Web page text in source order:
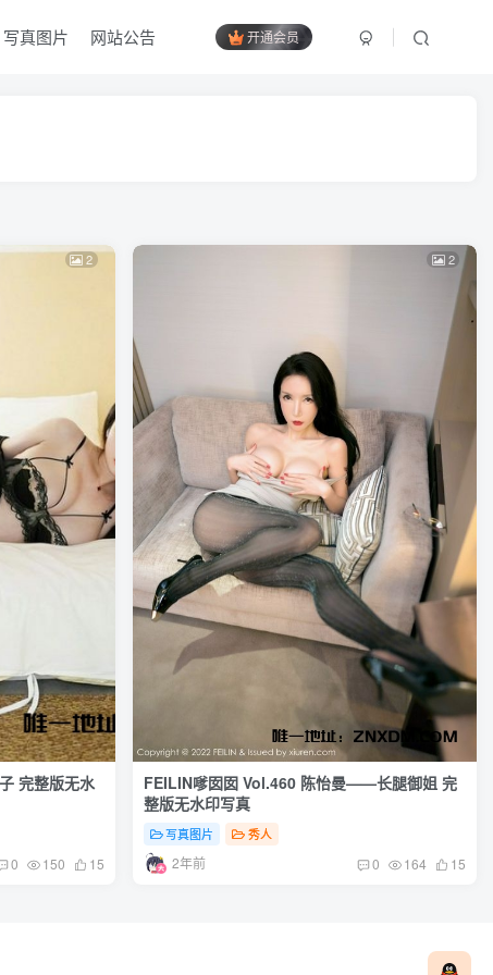
开通会员
写真图片 网站公告
2
完整版无水
0 150 15
2
FEILIN嗲囡囡 Vol.460 陈怡曼——长腿御姐 完
整版无水印写真
写真图片 秀人
2年前 0 164 15